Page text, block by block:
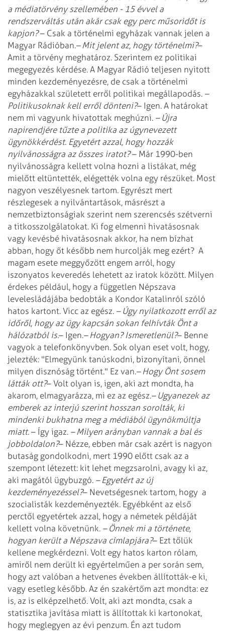
a médiatörvény szellemében - 15 évvel a
rendszerváltás után akár csak egy perc műsoridőt is
kapjon?– Csak a történelmi egyházak vannak jelen a
Magyar Rádióban.– Mit jelent az, hogy történelmi?–
Amit a törvény meghatároz. Szerintem ez politikai
megegyezés kérdése. A Magyar Rádió teljesen nyitott
minden kezdeményezésre, de csak a történelmi
egyházakkal született erről politikai megállapodás. –
Politikusoknak kell erről dönteni?– Igen. A határokat
nem mi vagyunk hivatottak meghúzni. – Újra
napirendjére tűzte a politika az úgynevezett
ügynökkérdést. Egyetért azzal, hogy hozzák
nyilvánosságra az összes iratot?– Már 1990-ben
nyilvánosságra kellett volna hozni a listákat, még
mielőtt eltüntették, elégették volna egy részüket. Most
nagyon veszélyesnek tartom. Egyrészt mert
részlegesek a nyilvántartások, másrészt a
nemzetbiztonságiak szerint nem szerencsés szétverni
a titkosszolgálatokat. Ki fog elmenni hivatásosnak
vagy kevésbé hivatásosnak akkor, ha nem bízhat
abban, hogy őt később nem hurcolják meg ezért? A
magam esete meggyőzött engem arról, hogy
iszonyatos keveredés lehetett az iratok között. Milyen
érdekes például, hogy a független Népszava
levelesládájába bedobták a Kondor Katalinról szóló
hatos kartont. Vicc az egész. – Úgy nyilatkozott erről az
időről, hogy az ügy kapcsán sokan felhívták Önt a
hálózatból is.– Igen.– Hogyan? Ismeretlenül?– Benne
vagyok a telefonkönyvben. Sok olyan eset volt, hogy,
jelezték: "Elmegyünk tanúskodni, bizonyítani, önnel
milyen disznóság történt." Ez van.– Hogy Önt sosem
látták ott?– Volt olyan is, igen, aki azt mondta, ha
akarom, elmagyarázza, mi ez az egész.– Ugyanezek az
emberek az interjú szerint hosszan sorolták, ki
mindenki bukhatna meg a médiából ügynökmúltja
miatt. – Így igaz. – Milyen arányban vannak a bal és
jobboldalon?– Nézze, ebben már csak azért is nagyon
butaság gondolkodni, mert 1990 előtt csak az a
szempont létezett: kit lehet megzsarolni, avagy ki az,
aki magától ügybuzgó. – Egyetért az új
kezdeményezéssel?– Nevetségesnek tartom, hogy a
szocialisták kezdeményezték. Egyébként az első
perctől egyetértek azzal, hogy a németek példáját
kellett volna követnünk. – Önnek mi a története,
hogyan került a Népszava címlapjára?– Ezt tőlük
kellene megkérdezni. Volt egy hatos karton rólam,
amiről nem derült ki egyértelműen a per során sem,
hogy azt valóban a hetvenes években állították-e ki,
vagy esetleg később. Az én szakértőm azt mondta: ez
is, az is elképzelhető. Volt, aki azt mondta, csak a
statisztika javítása miatt is állítottak ki kartonokat,
hogy meglegyen az évi penzum. Én azt tudom